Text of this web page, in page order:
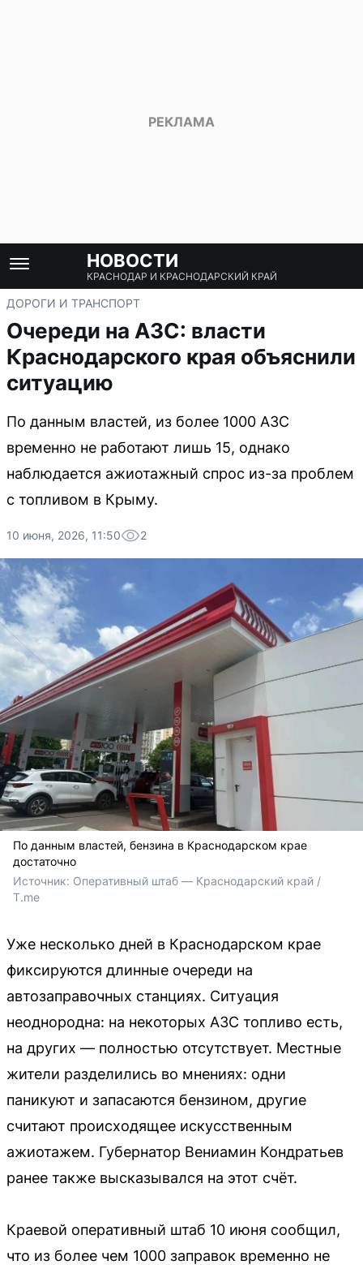
НОВОСТИ
КРАСНОДАР И КРАСНОДАРСКИЙ КРАЙ
ДОРОГИ И ТРАНСПОРТ
Очереди на АЗС: власти
Краснодарского края объяснили
ситуацию
По данным властей, из более 1000 АЗС
временно не работают лишь 15, однако
наблюдается ажиотажный спрос из-за проблем
с топливом в Крыму.
10 июня, 2026, 11:50 2
По данным властей, бензина в Краснодарском крае
достаточно
Источник: Оперативный штаб — Краснодарский край /
T.me
Уже несколько дней в Краснодарском крае
фиксируются длинные очереди на
автозаправочных станциях. Ситуация
неоднородна: на некоторых АЗС топливо есть,
на других — полностью отсутствует. Местные
жители разделились во мнениях: одни
паникуют и запасаются бензином, другие
считают происходящее искусственным
ажиотажем. Губернатор Вениамин Кондратьев
ранее также высказывался на этот счёт.
Краевой оперативный штаб 10 июня сообщил,
что из более чем 1000 заправок временно не